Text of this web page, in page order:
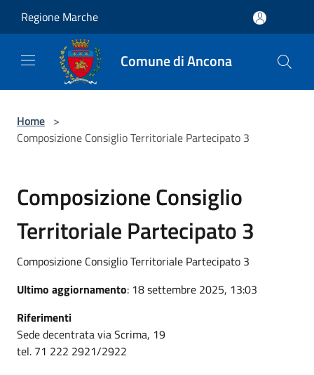
Regione Marche
Comune di Ancona
Home >
Composizione Consiglio Territoriale Partecipato 3
Composizione Consiglio
Territoriale Partecipato 3
Composizione Consiglio Territoriale Partecipato 3
Ultimo aggiornamento: 18 settembre 2025, 13:03
Riferimenti
Sede decentrata via Scrima, 19
tel. 71 222 2921/2922